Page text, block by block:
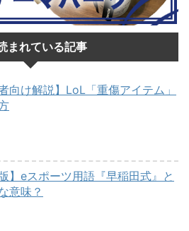
まれている記事
者向け解説】LoL「重傷アイテム」
版】eスポーツ用語『早稲田式』と
意味？